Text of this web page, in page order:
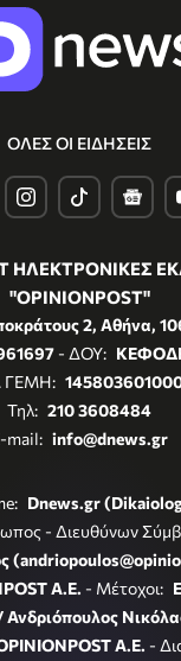
ΟΛΕΣ ΟΙ ΕΙΔΗΣΕΙΣ
ΗΛΕΚΤΡΟΝΙΚΕΣ
"OPINIONPOST"
2, Αθήνα,
- ΔΟΥ: ΚΕΦΟΔΕ
ΓΕΜΗ:
Τηλ: 210 3608484
mail: info@dnews.gr
Dnews.gr
- Διευθύνων
A.E. - Μέτοχοι:
Ανδριόπουλος
A.E. -